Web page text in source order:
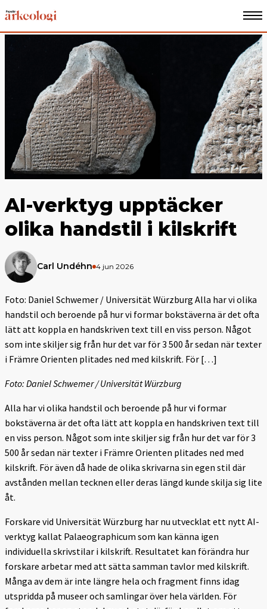
AI-verktyg upptäcker
olika handstil i kilskrift
Carl Undéhn 4 jun 2026
Foto: Daniel Schwemer / Universität Würzburg Alla har vi olika
handstil och beroende på hur vi formar bokstäverna är det ofta
lätt att koppla en handskriven text till en viss person. Något
som inte skiljer sig från hur det var för 3 500 år sedan när texter
i Främre Orienten plitades ned med kilskrift. För […]
Foto: Daniel Schwemer / Universität Würzburg
Alla har vi olika handstil och beroende på hur vi formar
bokstäverna är det ofta lätt att koppla en handskriven text till
en viss person. Något som inte skiljer sig från hur det var för 3
500 år sedan när texter i Främre Orienten plitades ned med
kilskrift. För även då hade de olika skrivarna sin egen stil där
avstånden mellan tecknen eller deras längd kunde skilja sig lite
åt.
Forskare vid Universität Würzburg har nu utvecklat ett nytt AI-
verktyg kallat Palaeographicum som kan känna igen
individuella skrivstilar i kilskrift. Resultatet kan förändra hur
forskare arbetar med att sätta samman tavlor med kilskrift.
Många av dem är inte längre hela och fragment finns idag
utspridda på museer och samlingar över hela världen. För